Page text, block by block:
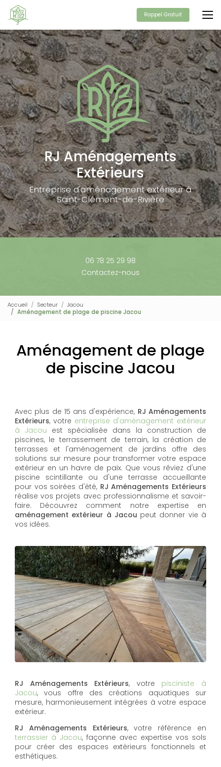
Aller
contenu
principal
Rappel Gratuit
RJ Aménagements
Extérieurs
Entreprise d'aménagement extérieur à
Saint-Clément-de-Rivière
06 78 25 29 98
Contactez-nous
Accueil Secteur
Jacou
Aménagement de plage de piscine Jacou
Aménagement de plage
de piscine Jacou
Avec plus de 15 ans d'expérience, RJ Aménagements
Extérieurs, votre entreprise d'aménagement extérieur
à Jacou est spécialisée dans la construction de
piscines, le terrassement de terrain, la création de
terrasses et l'aménagement de jardins offre des
solutions sur mesure pour transformer votre espace
extérieur en un havre de paix. Que vous rêviez d'une
piscine scintillante ou d'une terrasse accueillante
pour vos soirées d'été, RJ Aménagements Extérieurs
réalise vos projets avec professionnalisme et savoir-
faire. Découvrez comment notre expertise en
aménagement extérieur à Jacou peut donner vie à
vos idées.
RJ Aménagements Extérieurs, votre pisciniste à
Jacou, vous offre des créations aquatiques sur
mesure, harmonieusement intégrées à votre espace
extérieur.
RJ Aménagements Extérieurs, votre référence en
terrassier à Jacou, façonne avec expertise vos sols
pour créer des espaces extérieurs fonctionnels et
esthétiques.